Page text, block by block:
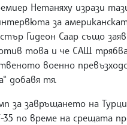
Нетаняху изрази
за
Гидеон Саар също
това и че САЩ
военно
добавя тя.
за завръщането на
35 по време на срещата